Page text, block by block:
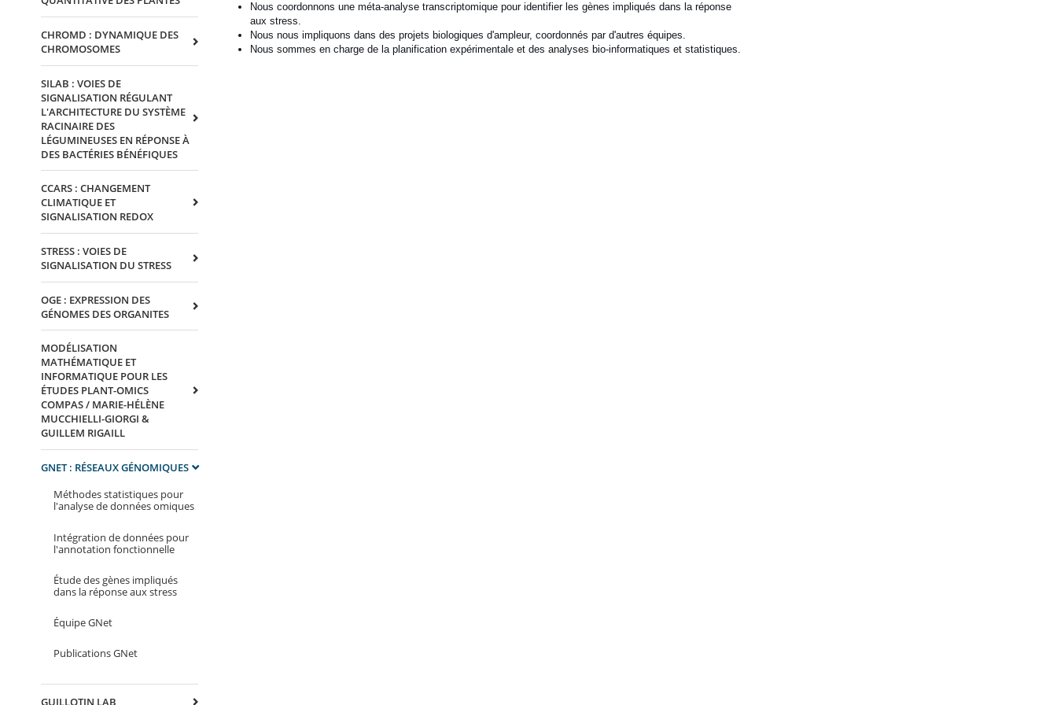
Nous coordonnons une méta-analyse transcriptomique pour identifier les gènes impliqués dans la réponse
aux stress.
Nous nous impliquons dans des projets biologiques d'ampleur, coordonnés par d'autres équipes.
Nous sommes en charge de la planification expérimentale et des analyses bio-informatiques et statistiques.
CHROMD : DYNAMIQUE DES
CHROMOSOMES
SILAB : VOIES DE
SIGNALISATION RÉGULANT
L'ARCHITECTURE DU SYSTÈME
RACINAIRE DES
LÉGUMINEUSES EN RÉPONSE À
DES BACTÉRIES BÉNÉFIQUES
CCARS : CHANGEMENT
CLIMATIQUE ET
SIGNALISATION REDOX
STRESS : VOIES DE
SIGNALISATION DU STRESS
OGE : EXPRESSION DES
GÉNOMES DES ORGANITES
MODÉLISATION
MATHÉMATIQUE ET
INFORMATIQUE POUR LES
ÉTUDES PLANT-OMICS
COMPAS / MARIE-HÉLÈNE
MUCCHIELLI-GIORGI &
GUILLEM RIGAILL
GNET : RÉSEAUX GÉNOMIQUES
Méthodes statistiques pour
l'analyse de données omiques
Intégration de données pour
l'annotation fonctionnelle
Étude des gènes impliqués
dans la réponse aux stress
Équipe GNet
Publications GNet
GUILLOTIN LAB